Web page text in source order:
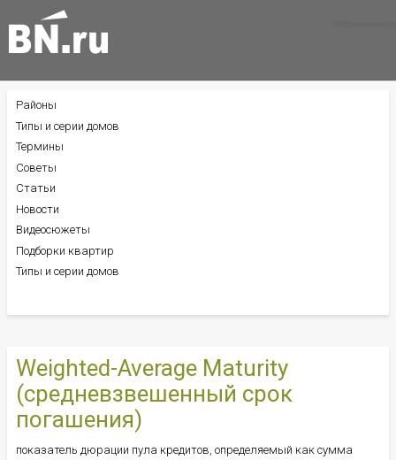
Weighted-Average Maturity
(средневзвешенный срок
погашения)
показатель дюрации пула кредитов, определяемый как сумма
БОКОВОЕ
МЕНЮ
Районы
Типы и серии домов
Термины
Советы
Статьи
Новости
Видеосюжеты
Подборки квартир
Типы и серии домов